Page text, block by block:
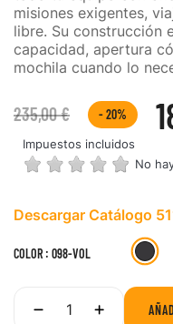
misiones exigentes,
libre. Su construcción
capacidad, apertura
mochila cuando lo
235,00 € - 20%
Impuestos incluidos
No
Descargar Catálogo
COLOR : 098-VOL